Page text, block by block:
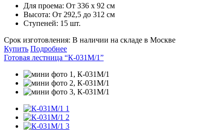
Для проема: От 336 х 92 см
Высота: От 292,5 до 312 см
Ступеней: 15 шт.
Срок изготовления: В наличии на складе в Москве
Купить Подробнее
Готовая лестница “К-031М/1”